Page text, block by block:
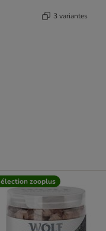
3 variantes
zooplus